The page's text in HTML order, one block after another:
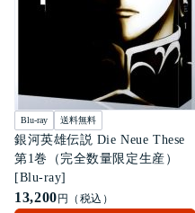
Blu-ray 送料無料
銀河英雄伝説 Die Neue These
第1巻（完全数量限定生産）
[Blu-ray]
13,200 円（税込）